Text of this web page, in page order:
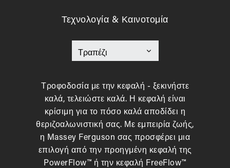
Τεχνολογία & Καινοτομία
Τροφοδοσία με την κεφαλή - ξεκινήστε
καλά, τελειώστε καλά. Η κεφαλή είναι
κρίσιμη για το πόσο καλά αποδίδει η
θεριζοαλωνιστική σας. Με εμπειρία ζωής,
η Massey Ferguson σας προσφέρει μια
επιλογή από την προηγμένη κεφαλή της
PowerFlow™ ή την κεφαλή FreeFlow™